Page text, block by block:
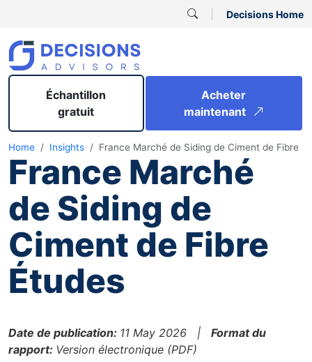
Decisions Home
Échantillon
gratuit
Acheter
maintenant
Home Insights France Marché de Siding de Ciment de Fibre
France Marché
de Siding de
Ciment de Fibre
Études
Date de publication: 11 May 2026 | Format du
rapport: Version électronique (PDF)